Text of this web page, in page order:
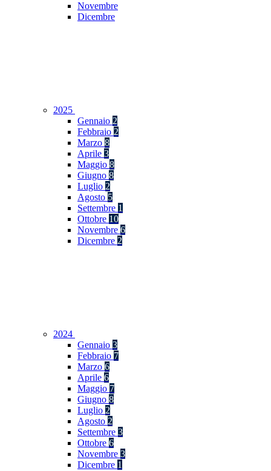
Novembre
Dicembre
2025
Gennaio 2
Febbraio 2
Marzo 8
Aprile 3
Maggio 8
Giugno 8
Luglio 2
Agosto 5
Settembre 1
Ottobre 10
Novembre 6
Dicembre 2
2024
Gennaio 3
Febbraio 7
Marzo 6
Aprile 6
Maggio 7
Giugno 8
Luglio 2
Agosto 2
Settembre 3
Ottobre 6
Novembre 3
Dicembre 1